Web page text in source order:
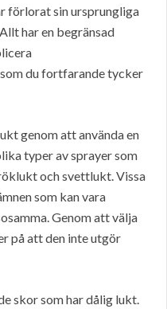
förlorat sin ursprungliga
har en begränsad
du fortfarande tycker
genom att använda en
typer av sprayer som
och svettlukt. Vissa
som kan vara
Genom att välja
på att den inte utgör
skor som har dålig lukt.